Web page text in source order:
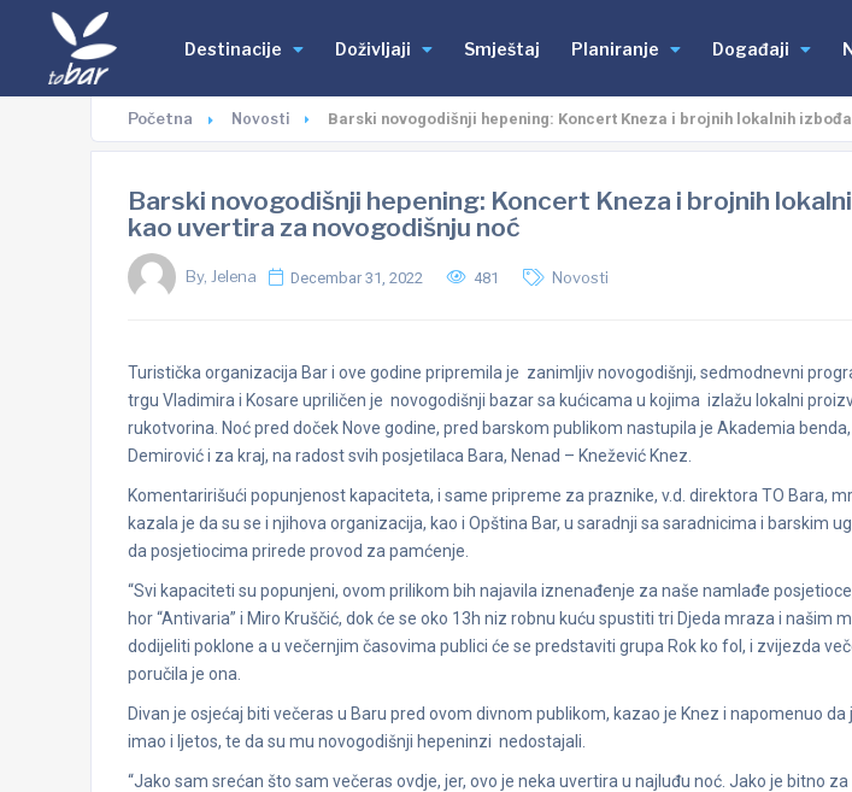
Destinacije Doživljaji Smještaj Planiranje Događaji
Početna Novosti Barski novogodišnji hepening: Koncert Kneza i brojnih lokalnih
Barski novogodišnji hepening: Koncert Kneza i brojnih
kao uvertira za novogodišnju noć
By, Jelena Decembar 31, 2022 481 Novosti
Turistička organizacija Bar i ove godine pripremila je zanimljiv novogodišnji, sedmodnevni
trgu Vladimira i Kosare upriličen je novogodišnji bazar sa kućicama u kojima izlažu lokalni
rukotvorina. Noć pred doček Nove godine, pred barskom publikom nastupila je Akademia
Demirović i za kraj, na radost svih posjetilaca Bara, Nenad – Knežević Knez.
Komentaririšući popunjenost kapaciteta, i same pripreme za praznike, v.d. direktora TO Bara,
kazala je da su se i njihova organizacija, kao i Opština Bar, u saradnji sa saradnicima i barskim
da posjetiocima prirede provod za pamćenje.
“Svi kapaciteti su popunjeni, ovom prilikom bih najavila iznenađenje za naše namlađe
hor “Antivaria” i Miro Kruščić, dok će se oko 13h niz robnu kuću spustiti tri Djeda mraza i našim
dodijeliti poklone a u večernjim časovima publici će se predstaviti grupa Rok ko fol, i zvijezda
poručila je ona.
Divan je osjećaj biti večeras u Baru pred ovom divnom publikom, kazao je Knez i napomenuo da
imao i ljetos, te da su mu novogodišnji hepeninzi nedostajali.
“Jako sam srećan što sam večeras ovdje, jer, ovo je neka uvertira u najluđu noć. Jako je bitno